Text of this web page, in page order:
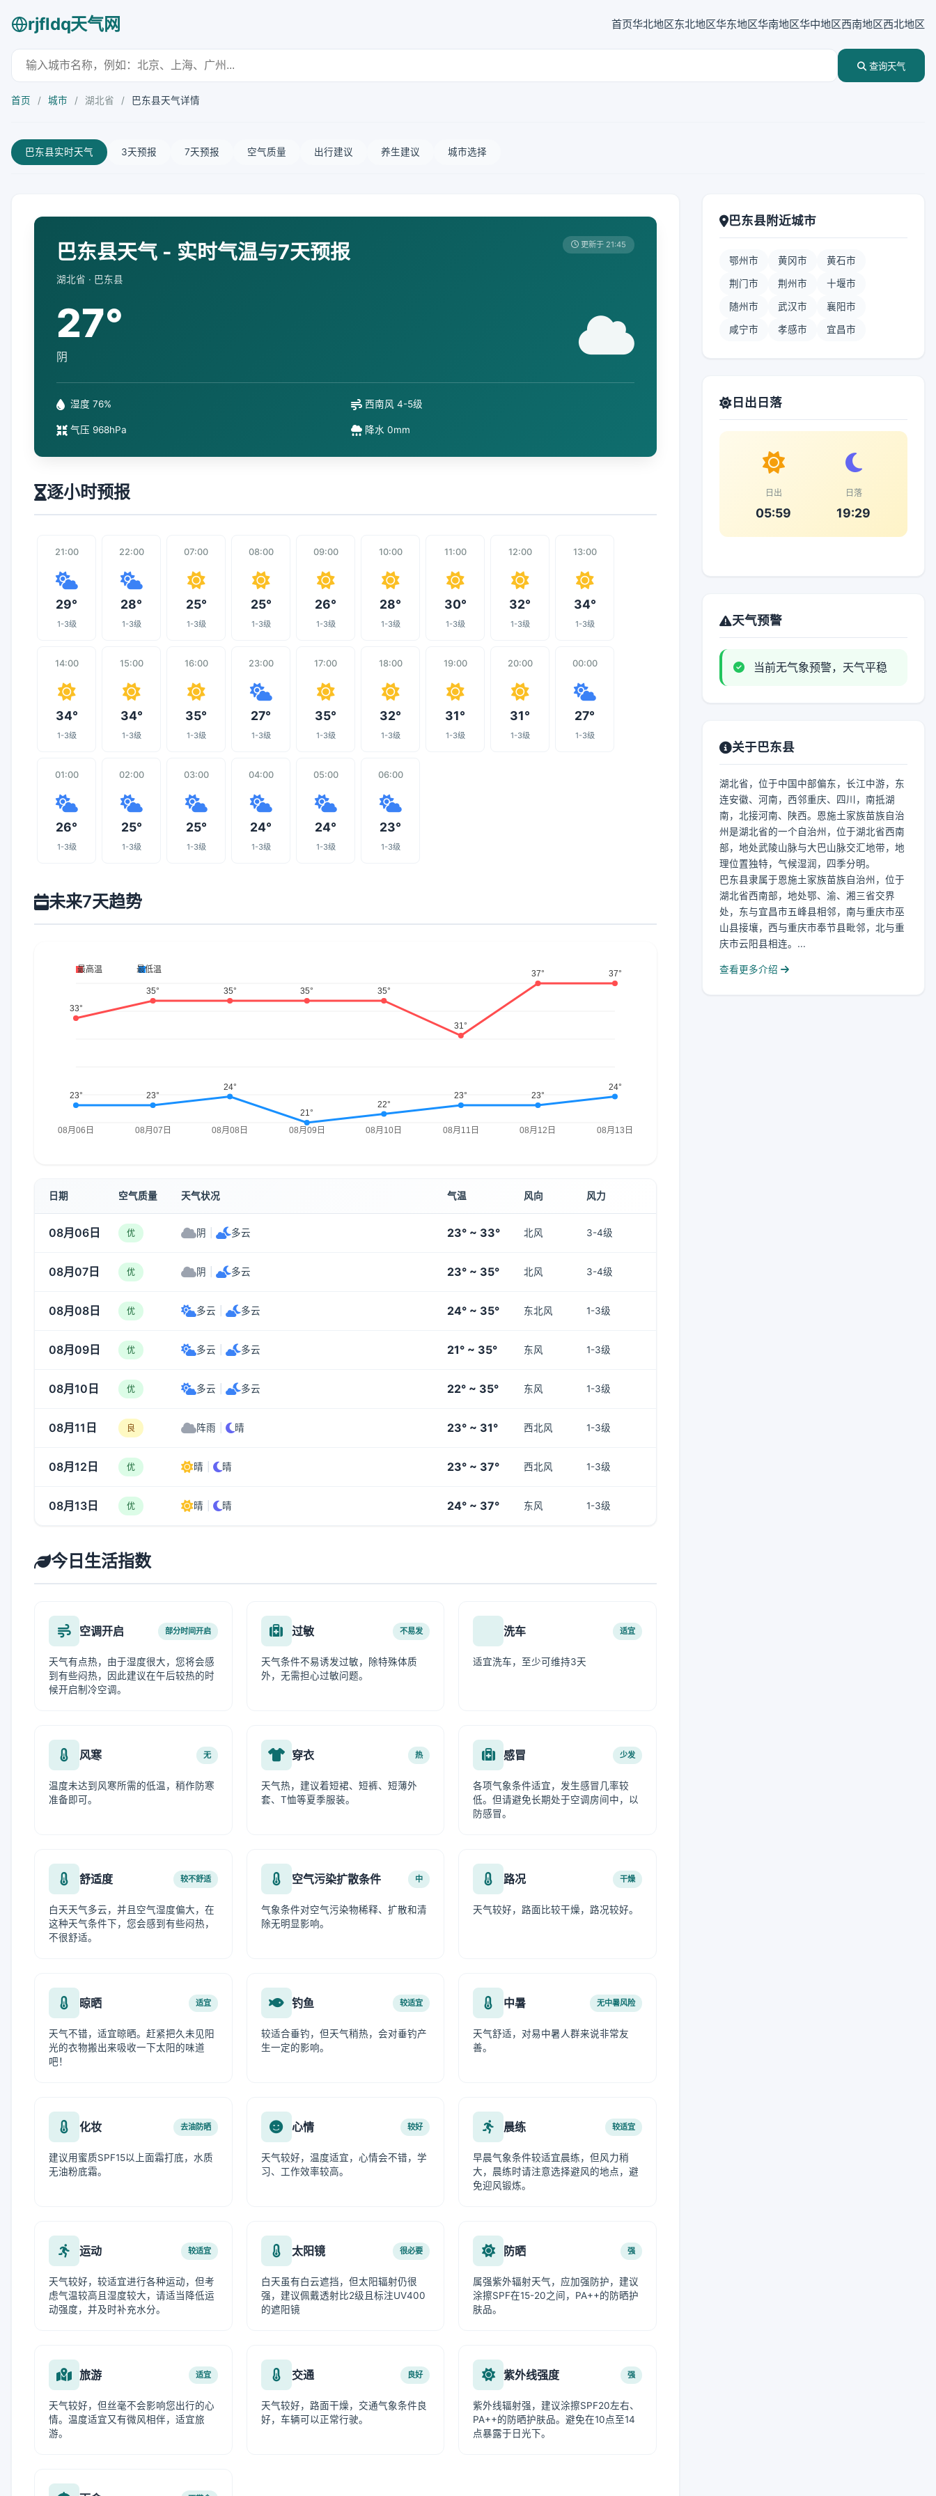
rjfldq天气网 首页华北地区东北地区华东地区华南地区华中地区西南地区西北地区
查询天气
首页 / 城市 / 湖北省 / 巴东县天气详情
巴东县实时天气 3天预报 7天预报 空气质量 出行建议 养生建议 城市选择
巴东县天气 - 实时气温与7天预报
湖北省 · 巴东县
更新于 21:45
27°
阴
湿度 76% 西南风 4-5级
气压 968hPa 降水 0mm
逐小时预报
21:00
29°
1-3级
22:00
28°
1-3级
07:00
25°
1-3级
08:00
25°
1-3级
09:00
26°
1-3级
10:00
28°
1-3级
11:00
30°
1-3级
12:00
32°
1-3级
13:00
34°
1-3级
14:00
34°
1-3级
15:00
34°
1-3级
16:00
35°
1-3级
23:00
27°
1-3级
17:00
35°
1-3级
18:00
32°
1-3级
19:00
31°
1-3级
20:00
31°
1-3级
00:00
27°
1-3级
01:00
26°
1-3级
02:00
25°
1-3级
03:00
25°
1-3级
04:00
24°
1-3级
05:00
24°
1-3级
06:00
23°
1-3级
未来7天趋势
日期 空气质量 天气状况 气温 风向 风力
08月06日 优 阴 多云 23° ~ 33° 北风 3-4级
08月07日 优 阴 多云 23° ~ 35° 北风 3-4级
08月08日 优 多云 多云 24° ~ 35° 东北风 1-3级
08月09日 优 多云 多云 21° ~ 35° 东风 1-3级
08月10日 优 多云 多云 22° ~ 35° 东风 1-3级
08月11日 良 阵雨 晴 23° ~ 31° 西北风 1-3级
08月12日 优 晴 晴 23° ~ 37° 西北风 1-3级
08月13日 优 晴 晴 24° ~ 37° 东风 1-3级
今日生活指数
空调开启 部分时间开启
天气有点热，由于湿度很大，您将会感
到有些闷热，因此建议在午后较热的时
候开启制冷空调。
过敏 不易发
天气条件不易诱发过敏，除特殊体质
外，无需担心过敏问题。
洗车 适宜
适宜洗车，至少可维持3天
风寒 无
温度未达到风寒所需的低温，稍作防寒
准备即可。
穿衣 热
天气热，建议着短裙、短裤、短薄外
套、T恤等夏季服装。
感冒 少发
各项气象条件适宜，发生感冒几率较
低。但请避免长期处于空调房间中，以
防感冒。
舒适度 较不舒适
白天天气多云，并且空气湿度偏大，在
这种天气条件下，您会感到有些闷热，
不很舒适。
空气污染扩散条件 中
气象条件对空气污染物稀释、扩散和清
除无明显影响。
路况 干燥
天气较好，路面比较干燥，路况较好。
晾晒 适宜
天气不错，适宜晾晒。赶紧把久未见阳
光的衣物搬出来吸收一下太阳的味道
吧！
钓鱼 较适宜
较适合垂钓，但天气稍热，会对垂钓产
生一定的影响。
中暑 无中暑风险
天气舒适，对易中暑人群来说非常友
善。
化妆 去油防晒
建议用蜜质SPF15以上面霜打底，水质
无油粉底霜。
心情 较好
天气较好，温度适宜，心情会不错，学
习、工作效率较高。
晨练 较适宜
早晨气象条件较适宜晨练，但风力稍
大，晨练时请注意选择避风的地点，避
免迎风锻炼。
运动 较适宜
天气较好，较适宜进行各种运动，但考
虑气温较高且湿度较大，请适当降低运
动强度，并及时补充水分。
太阳镜 很必要
白天虽有白云遮挡，但太阳辐射仍很
强，建议佩戴透射比2级且标注UV400
的遮阳镜
防晒 强
属强紫外辐射天气，应加强防护，建议
涂擦SPF在15-20之间，PA++的防晒护
肤品。
旅游 适宜
天气较好，但丝毫不会影响您出行的心
情。温度适宜又有微风相伴，适宜旅
游。
交通 良好
天气较好，路面干燥，交通气象条件良
好，车辆可以正常行驶。
紫外线强度 强
紫外线辐射强，建议涂擦SPF20左右、
PA++的防晒护肤品。避免在10点至14
点暴露于日光下。
巴东县附近城市
鄂州市 黄冈市 黄石市
荆门市 荆州市 十堰市
随州市 武汉市 襄阳市
咸宁市 孝感市 宜昌市
日出日落
日出
05:59
日落
19:29
天气预警
当前无气象预警，天气平稳
关于巴东县
湖北省，位于中国中部偏东，长江中游，东
连安徽、河南，西邻重庆、四川，南抵湖
南，北接河南、陕西。恩施土家族苗族自治
州是湖北省的一个自治州，位于湖北省西南
部，地处武陵山脉与大巴山脉交汇地带，地
理位置独特，气候湿润，四季分明。
巴东县隶属于恩施土家族苗族自治州，位于
湖北省西南部，地处鄂、渝、湘三省交界
处，东与宜昌市五峰县相邻，南与重庆市巫
山县接壤，西与重庆市奉节县毗邻，北与重
庆市云阳县相连。...
查看更多介绍